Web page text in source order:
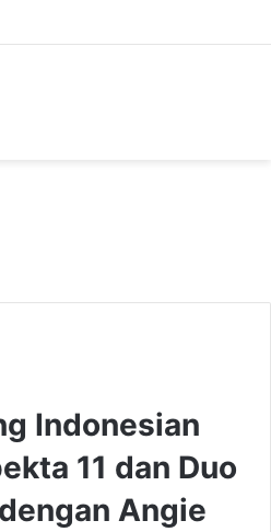
Indonesian
11 dan Duo
Angie